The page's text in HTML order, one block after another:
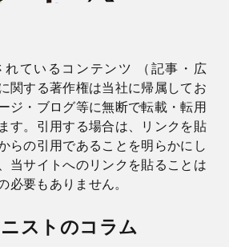
れているコンテンツ （記事・広
関する著作権は当社に帰属してお
ジ・ブログ等に無断で転載・転用
す。引用する場合は、リンクを貼
らの引用であることを明らかにし
当サイトへのリンクを貼ることは
必要もありません。
ストのコラム